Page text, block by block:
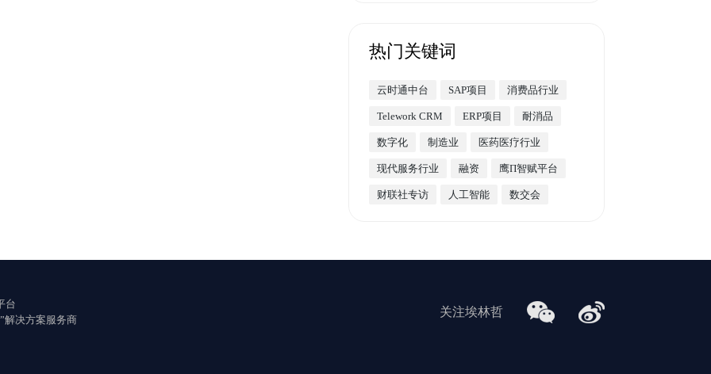
热门关键词
云时通中台 SAP项目 消费品行业
Telework CRM ERP项目 耐消品
数字化 制造业 医药医疗行业
现代服务行业 融资 鹰Π智赋平台
财联社专访 人工智能 数交会
台
解决方案服务商
关注埃林哲